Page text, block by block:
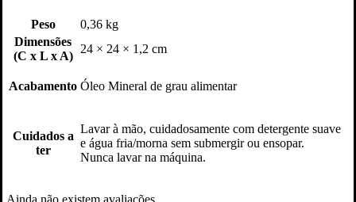
Peso
0,36 kg
Dimensões
(C x L x A)
24 × 24 × 1,2 cm
Acabamento Óleo Mineral de grau alimentar
Cuidados a
ter
Lavar à mão, cuidadosamente com detergente suave
e água fria/morna sem submergir ou ensopar.
Nunca lavar na máquina.